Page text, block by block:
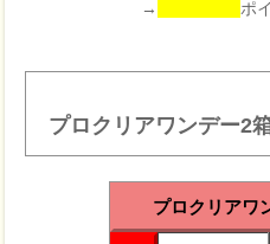
→
ポ
プロクリアワンデー2
プロクリアワ